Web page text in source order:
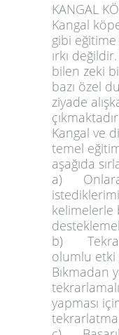
KANGAL
Kangal
gibi
ırkı
bilen zeki
bazı özel
ziyade
Kangal ve
temel
aşağıda
a) Onlara
kelimelerle
b) Tekrar
olumlu etki
Bıkmadan
yapması